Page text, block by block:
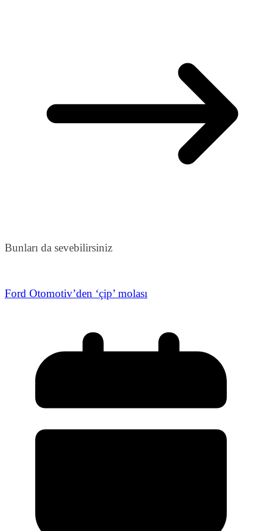
Bunları da sevebilirsiniz
Ford Otomotiv’den ‘çip’ molası